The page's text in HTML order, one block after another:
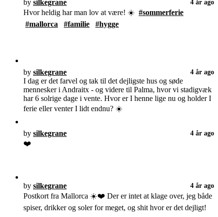
by silkegrane 4 år ago
Hvor heldig har man lov at være! ☀️ #sommerferie
#mallorca
#familie #hygge
by silkegrane 4 år ago
I dag er det farvel og tak til det dejligste hus og søde
mennesker i Andraitx - og videre til Palma, hvor vi stadigvæk
har 6 solrige dage i vente. Hvor er I henne lige nu og holder I
ferie eller venter I lidt endnu? ☀️
by silkegrane 4 år ago
❤️
by silkegrane 4 år ago
Postkort fra Mallorca ☀️❤️ Der er intet at klage over, jeg både
spiser, drikker og soler for meget, og shit hvor er det dejligt!